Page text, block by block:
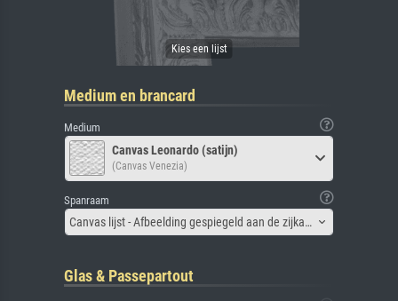
Medium en brancard
Medium
Canvas Leonardo (satijn)
(Canvas Venezia)
Spanraam
Canvas lijst - Afbeelding gespiegeld aan de zijkant
Glas & Passepartout